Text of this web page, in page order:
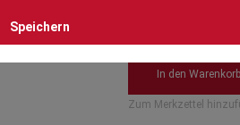
Speichern